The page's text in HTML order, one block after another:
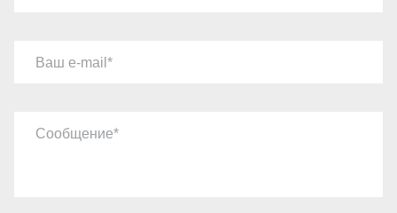
Ваш e-mail
Сообщение